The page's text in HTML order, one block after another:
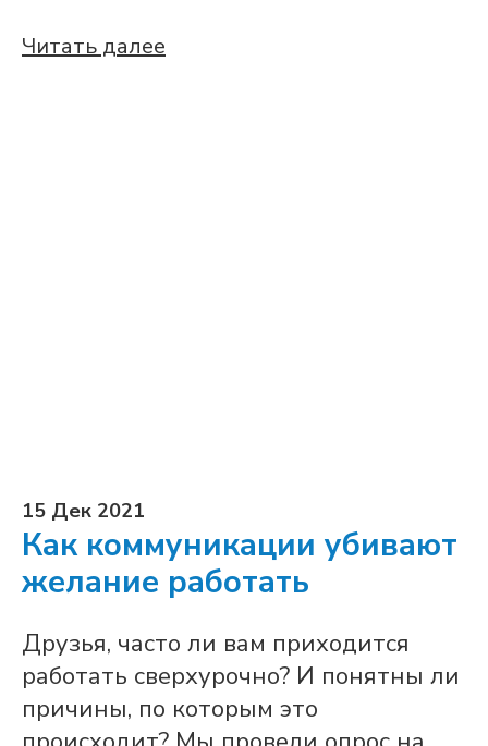
Читать далее
15 Дек 2021
Как коммуникации убивают
желание работать
Друзья, часто ли вам приходится
работать сверхурочно? И понятны ли
причины, по которым это